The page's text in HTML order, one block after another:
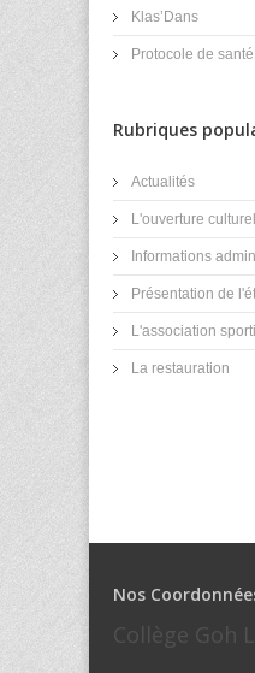
Klas’Dans
Protocole de
Rubriques
Actualités
L'ouverture
Informations
Présentation de
L'association
La restauration
Nos
Collège Goh